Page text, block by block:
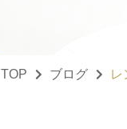
TOP ブログ レ